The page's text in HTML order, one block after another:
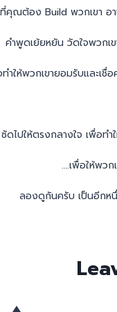
คุณต้อง Build พวกเขา อา
คำพูดเย้ยหยัน วัดใจพวกเ
ทำให้พวกเขายอมรับและเ
ซัดไปให้ตรงกลางใจ เพื่อท
….เพื่อให้พวก
ลองดูกันครับ เป็นอีกห